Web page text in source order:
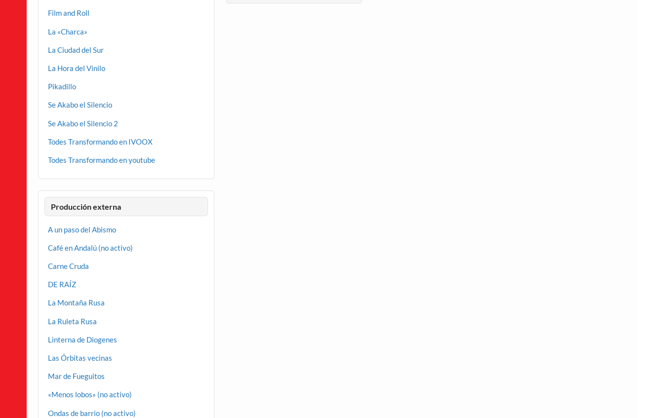
Film and Roll
La «Charca»
La Ciudad del Sur
La Hora del Vinilo
Pikadillo
Se Akabo el Silencio
Se Akabo el Silencio 2
Todes Transformando en IVOOX
Todes Transformando en youtube
Producción externa
A un paso del Abismo
Café en Andalú (no activo)
Carne Cruda
DE RAÍZ
La Montaña Rusa
La Ruleta Rusa
Linterna de Diogenes
Las Órbitas vecinas
Mar de Fueguitos
«Menos lobos» (no activo)
Ondas de barrio (no activo)